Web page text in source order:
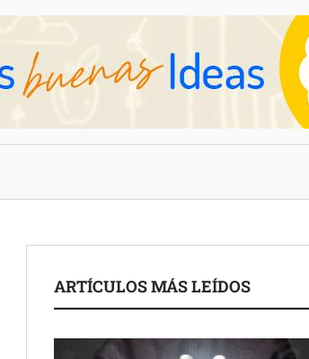
ARTÍCULOS MÁS LEÍDOS